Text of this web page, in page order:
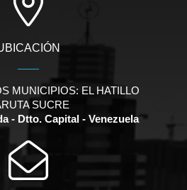
MUNICIPIOS: EL HATILLO
SUCRE
- Dtto. Capital - Venezuela